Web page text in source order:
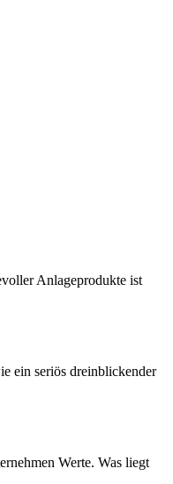
Anlageprodukte ist
ein seriös dreinblickender
Werte. Was liegt